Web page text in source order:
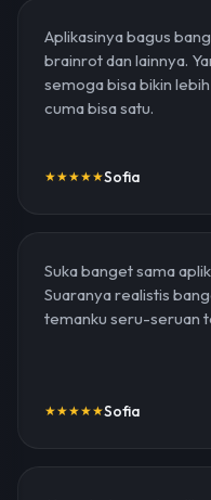
Aplikasinya bagus
brainrot dan lainnya.
semoga bisa bikin
cuma bisa satu.
★★★★★Sofia
Suka banget sama
Suaranya realistis
temanku seru-seruan
★★★★★Sofia